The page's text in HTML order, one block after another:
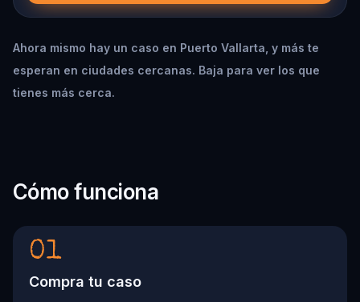
Ahora mismo hay un caso en Puerto Vallarta, y más te
esperan en ciudades cercanas. Baja para ver los que
tienes más cerca.
Cómo funciona
01
Compra tu caso